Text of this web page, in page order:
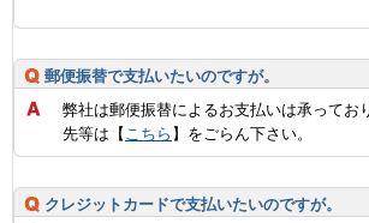
郵便振替で支払いたいのですが。
弊社は郵便振替によるお支払いは承ってお
先等は【 こちら 】をごらん下さい。
クレジットカードで支払いたいのですが。